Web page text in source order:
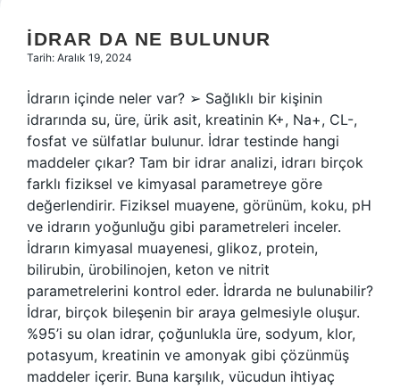
İDRAR DA NE BULUNUR
Tarih: Aralık 19, 2024
İdrarın içinde neler var? ➢ Sağlıklı bir kişinin
idrarında su, üre, ürik asit, kreatinin K+, Na+, CL-,
fosfat ve sülfatlar bulunur. İdrar testinde hangi
maddeler çıkar? Tam bir idrar analizi, idrarı birçok
farklı fiziksel ve kimyasal parametreye göre
değerlendirir. Fiziksel muayene, görünüm, koku, pH
ve idrarın yoğunluğu gibi parametreleri inceler.
İdrarın kimyasal muayenesi, glikoz, protein,
bilirubin, ürobilinojen, keton ve nitrit
parametrelerini kontrol eder. İdrarda ne bulunabilir?
İdrar, birçok bileşenin bir araya gelmesiyle oluşur.
%95’i su olan idrar, çoğunlukla üre, sodyum, klor,
potasyum, kreatinin ve amonyak gibi çözünmüş
maddeler içerir. Buna karşılık, vücudun ihtiyaç